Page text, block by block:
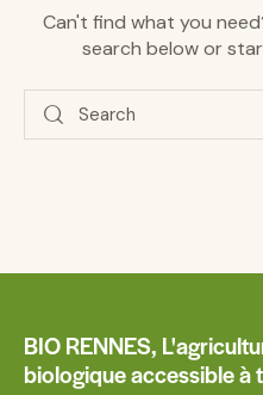
Can't find what you
search below or
BIO RENNES,
biologique accessible à